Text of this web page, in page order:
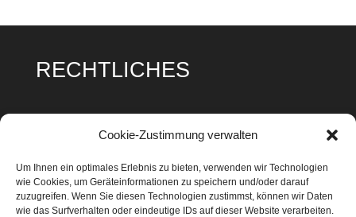
Cookie-Zustimmung verwalten
Um Ihnen ein optimales Erlebnis zu bieten, verwenden wir Technologien
wie Cookies, um Geräteinformationen zu speichern und/oder darauf
zuzugreifen. Wenn Sie diesen Technologien zustimmst, können wir Daten
wie das Surfverhalten oder eindeutige IDs auf dieser Website verarbeiten.
RECHTLICHES
Datenschutz
Cookie Richtlinie